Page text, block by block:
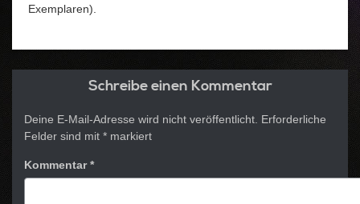
Exemplaren).
Schreibe einen Kommentar
Deine E-Mail-Adresse wird nicht veröffentlicht. Erforderliche
Felder sind mit * markiert
Kommentar*